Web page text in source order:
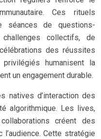
Ces rituels
séances de questions-
collectifs, de
des réussites
humanisent la
un engagement durable.
natives d’interaction des
algorithmique. Les lives,
créent des
Cette stratégie